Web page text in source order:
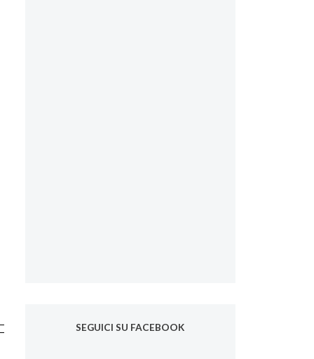
SEGUICI SU FACEBOOK